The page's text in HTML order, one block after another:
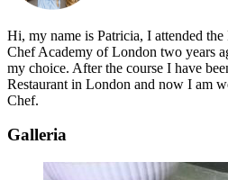
Hi, my name is Patricia, I attended
Chef Academy of London two years
my choice. After the course I have
Restaurant in London and now I am
Chef.
Galleria